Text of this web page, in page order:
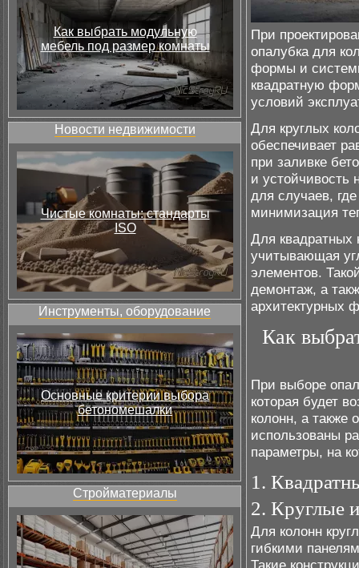
Как выбрать модульную
мебель под размер комнаты
Новости недвижимости
Чистые комнаты: стандарты
ISO
Инструменты, оборудование
Основные критерии выбора
бетономешалки
Стройматериалы
При
опалубка для
формы и
квадратную
условий
Для круглых
обеспечивает
при заливке
и устойчивость
для случаев,
минимизация
Для квадратных
учитывающая
элементов.
демонтаж, а
архитектурных
Как
При выборе
которая будет
колонн, а также
использованы
параметры, на
1.
2. Круглые
Для колонн
гибкими
Такие